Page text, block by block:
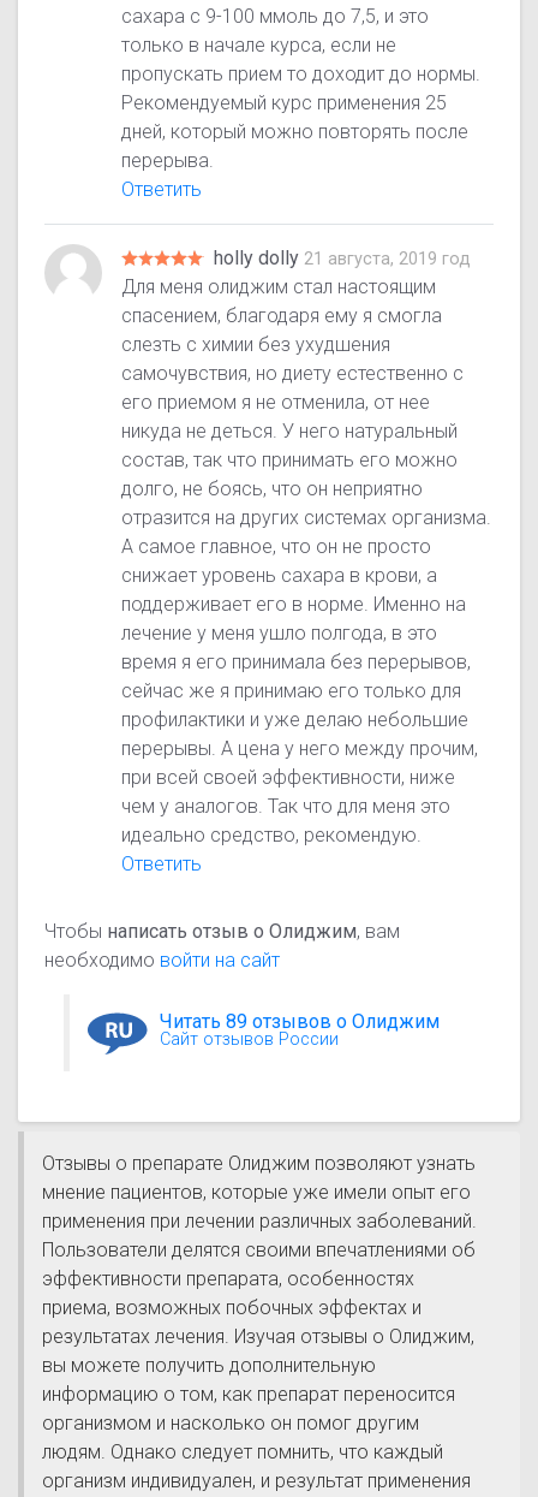
сахара с 9-100 ммоль до 7,5, и это
только в начале курса, если не
пропускать прием то доходит до нормы.
Рекомендуемый курс применения 25
дней, который можно повторять после
перерыва.
Ответить
holly dolly 21 августа, 2019 год
Для меня олиджим стал настоящим
спасением, благодаря ему я смогла
слезть с химии без ухудшения
самочувствия, но диету естественно с
его приемом я не отменила, от нее
никуда не деться. У него натуральный
состав, так что принимать его можно
долго, не боясь, что он неприятно
отразится на других системах организма.
А самое главное, что он не просто
снижает уровень сахара в крови, а
поддерживает его в норме. Именно на
лечение у меня ушло полгода, в это
время я его принимала без перерывов,
сейчас же я принимаю его только для
профилактики и уже делаю небольшие
перерывы. А цена у него между прочим,
при всей своей эффективности, ниже
чем у аналогов. Так что для меня это
идеально средство, рекомендую.
Ответить
Чтобы написать отзыв о Олиджим, вам
необходимо войти на сайт
Читать 89 отзывов о Олиджим
Сайт отзывов России
Отзывы о препарате Олиджим позволяют узнать
мнение пациентов, которые уже имели опыт его
применения при лечении различных заболеваний.
Пользователи делятся своими впечатлениями об
эффективности препарата, особенностях
приема, возможных побочных эффектах и
результатах лечения. Изучая отзывы о Олиджим,
вы можете получить дополнительную
информацию о том, как препарат переносится
организмом и насколько он помог другим
людям. Однако следует помнить, что каждый
организм индивидуален, и результат применения